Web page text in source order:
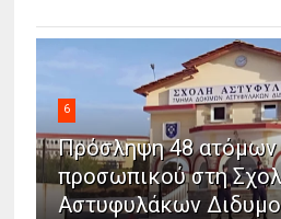
6
Πρόσληψη 48 ατόμων
προσωπικού στη
Αστυφυλάκων